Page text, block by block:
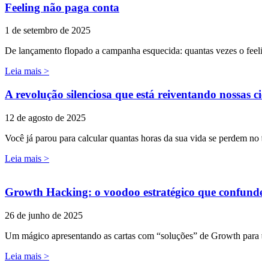
Feeling não paga conta
1 de setembro de 2025
De lançamento flopado a campanha esquecida: quantas vezes o
Leia mais >
A revolução silenciosa que está reiventando nossas
12 de agosto de 2025
Você já parou para calcular quantas horas da sua vida se perdem
Leia mais >
Growth Hacking: o voodoo estratégico que
26 de junho de 2025
Um mágico apresentando as cartas com “soluções” de Growth
Leia mais >